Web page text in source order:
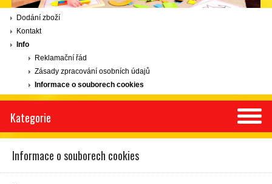
Dodání zboží
Kontakt
Info
Reklamační řád
Zásady zpracování osobních údajů
Informace o souborech cookies
Kategorie
Informace o souborech cookies